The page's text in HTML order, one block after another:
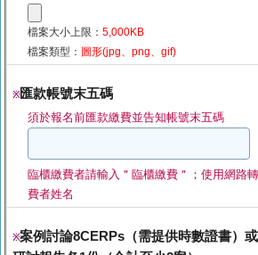
檔案大小上限： 5,000KB
檔案類型： 圖形(jpg、png、gif)
※匯款帳號末五碼
須於報名前匯款繳費並告知帳號末五碼
臨櫃繳費者請輸入＂臨櫃繳費＂；使用網路
費者姓名
※案例討論8CERPs（需提供時數證書）